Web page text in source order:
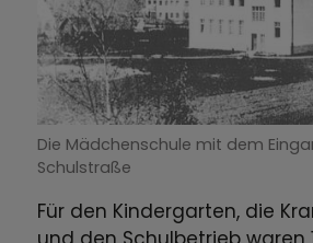
Die Mädchenschule mit dem
Schulstraße
Für den Kindergarten, die